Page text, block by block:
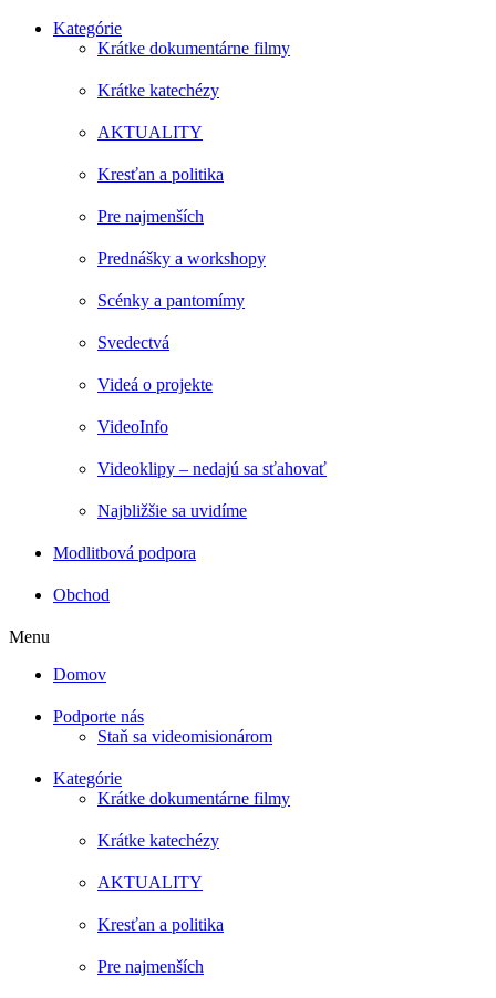
Kategórie
Krátke dokumentárne filmy
Krátke katechézy
AKTUALITY
Kresťan a politika
Pre najmenších
Prednášky a workshopy
Scénky a pantomímy
Svedectvá
Videá o projekte
VideoInfo
Videoklipy – nedajú sa sťahovať
Najbližšie sa uvidíme
Modlitbová podpora
Obchod
Menu
Domov
Podporte nás
Staň sa videomisionárom
Kategórie
Krátke dokumentárne filmy
Krátke katechézy
AKTUALITY
Kresťan a politika
Pre najmenších